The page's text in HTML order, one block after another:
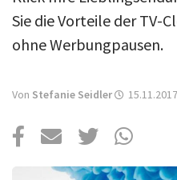
Sie die Vorteile der TV-
ohne Werbungpausen.
Von Stefanie Seidler